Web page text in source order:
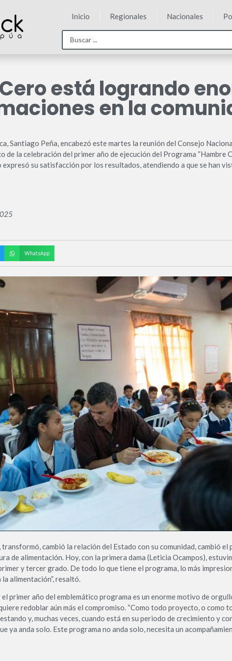
Inicio Regionales Nacionales
está logrando
en la
Santiago Peña, encabezó este martes la reunión del Consejo
de la celebración del primer año de ejecución del Programa “Hambre
expresó su satisfacción por los resultados, atendiendo a que se han
WhatsApp
cambió la relación del Estado con su comunidad, cambió el
de alimentación. Hoy, con la primera dama (Leticia Ocampos),
y tercer grado. De todo lo que tiene el programa, lo más
alimentación”, resaltó.
primer año del emblemático programa es un enorme motivo de
redoblar aún más el compromiso. “Como todo proyecto, o como
y, muchas veces, cuando está en su periodo de crecimiento y
ya anda solo. Este programa no anda solo, necesita un